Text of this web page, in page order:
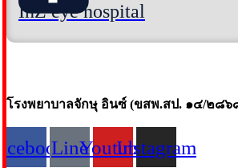
InZ eye hospital
โรงพยาบาลจักษุ อินซ์ (ขสพ.สป. ๑๔/๒๘๖
LineYoutubeInstagram